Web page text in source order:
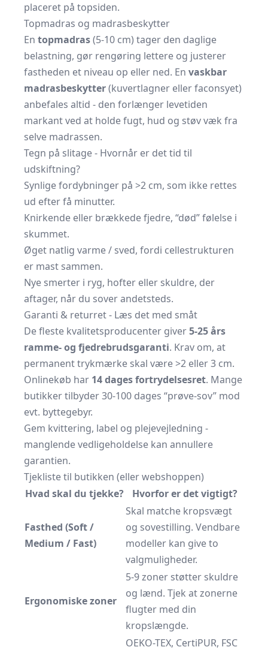
placeret på topsiden.
Topmadras og madrasbeskytter
En topmadras(5-10 cm) tager den daglige
belastning, gør rengøring lettere og justerer
fastheden et niveau op eller ned. En vaskbar
madrasbeskytter(kuvertlagner eller faconsyet)
anbefales altid - den forlænger levetiden
markant ved at holde fugt, hud og støv væk fra
selve madrassen.
Tegn på slitage - Hvornår er det tid til
udskiftning?
Synlige fordybninger på >2 cm, som ikke rettes
ud efter få minutter.
Knirkende eller brækkede fjedre, “død” følelse i
skummet.
Øget natlig varme / sved, fordi cellestrukturen
er mast sammen.
Nye smerter i ryg, hofter eller skuldre, der
aftager, når du sover andetsteds.
Garanti & returret - Læs det med småt
De fleste kvalitetsproducenter giver5-25 års
ramme- og fjedrebrudsgaranti. Krav om, at
permanent trykmærke skal være >2 eller 3 cm.
Onlinekøb har 14 dages fortrydelsesret. Mange
butikker tilbyder 30-100 dages “prøve-sov” mod
evt. byttegebyr.
Gem kvittering, label og plejevejledning -
manglende vedligeholdelse kan annullere
garantien.
Tjekliste til butikken (eller webshoppen)
Hvad skal du tjekke?
Hvorfor er det vigtigt?
Fasthed (Soft /
Medium / Fast)
Skal matche kropsvægt
og sovestilling. Vendbare
modeller kan give to
valgmuligheder.
Ergonomiske zoner
5-9 zoner støtter skuldre
og lænd. Tjek at zonerne
flugter med din
kropslængde.
OEKO-TEX, CertiPUR, FSC